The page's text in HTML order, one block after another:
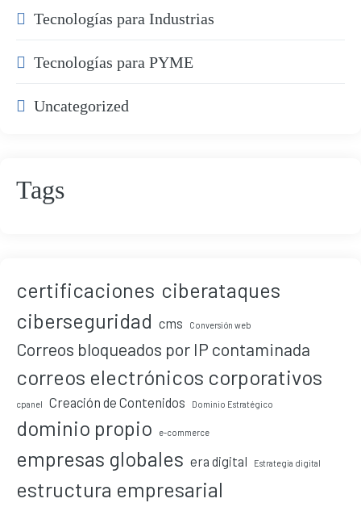
Tecnologías para Industrias
Tecnologías para PYME
Uncategorized
Tags
certificaciones ciberataques
ciberseguridad cms Conversión web
Correos bloqueados por IP contaminada
correos electrónicos corporativos
cpanel Creación de Contenidos Dominio Estratégico
dominio propio e-commerce
empresas globales era digital Estrategia digital
estructura empresarial